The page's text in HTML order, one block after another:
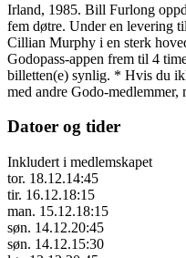
Irland, 1985. Bill Furlong
fem døtre. Under en levering
Cillian Murphy i en sterk
Godopass-appen frem til 4
billetten(e) synlig. * Hvis du
med andre Godo-medlemmer,
Datoer og tider
Inkludert i medlemskapet
tor. 18.12.14:45
tir. 16.12.18:15
man. 15.12.18:15
søn. 14.12.20:45
søn. 14.12.15:30